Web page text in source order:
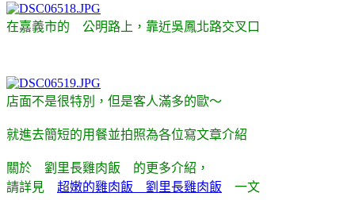
在嘉義市的 公明路上，靠近吳鳳北路交叉口
店面不是很特別，但是客人滿多的歐～
就進去簡短的用餐並拍照為各位寫文章介紹
關於 劉里長雞肉飯 的更多介紹，
請詳見 超嫩的雞肉飯 劉里長雞肉飯 一文